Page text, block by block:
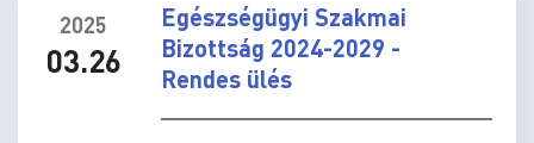
2025
03.26
Egészségügyi Szakmai
Bizottság 2024-2029 -
Rendes ülés